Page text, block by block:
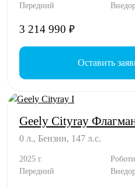
Передний
3 214 990 ₽
Оставить
Geely Cityray
0 л., Бензин, 147 л.с.
2025 г.
Передний